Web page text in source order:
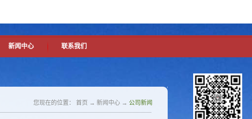
新闻中心 联系我们
您现在的位置： 首页 → 新闻中心 → 公司新闻